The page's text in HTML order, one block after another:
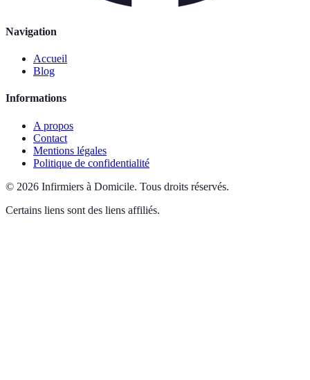
Navigation
Accueil
Blog
Informations
A propos
Contact
Mentions légales
Politique de confidentialité
© 2026 Infirmiers à Domicile. Tous droits réservés.
Certains liens sont des liens affiliés.